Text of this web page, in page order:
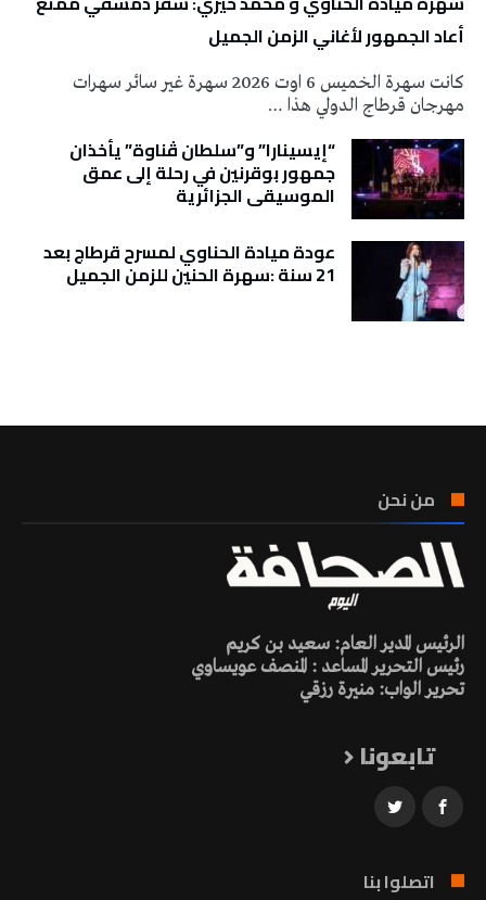
أعاد الجمهور لأغاني الزمن الجميل
كانت سهرة الخميس 6 اوت 2026 سهرة غير سائر سهرات
مهرجان قرطاج الدولي هذا …
“إيسينارا” و”سلطان ڤناوة” يأخذان
جمهور بوقرنين في رحلة إلى عمق
الموسيقى الجزائرية
عودة ميادة الحناوي لمسرح قرطاج بعد
21 سنة :سهرة الحنين للزمن الجميل
من نحن
الرئيس المدير العام: سعيد بن كريم
رئيس التحرير المساعد : المنصف عويساوي
تحرير الواب: منيرة رزقي
تابعونا
اتصلوا بنا